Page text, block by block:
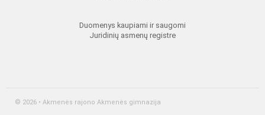
Duomenys kaupiami ir saugomi
Juridinių asmenų registre
© 2026 • Akmenės rajono Akmenės gimnazija